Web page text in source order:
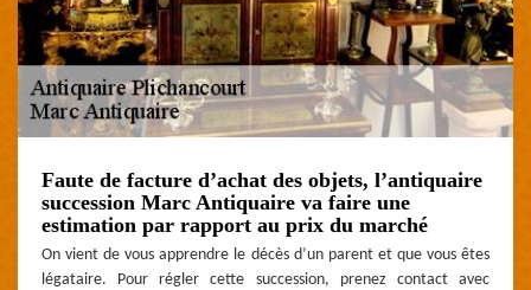
Faute de facture d’achat des objets, l’antiquaire
succession Marc Antiquaire va faire une
estimation par rapport au prix du marché
On vient de vous apprendre le décès d’un parent et que vous êtes
légataire. Pour régler cette succession, prenez contact avec